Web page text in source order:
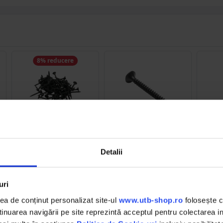
Detalii
de conținut personalizat site-ul www.utb-shop.ro folosește
navigării pe site reprezintă acceptul pentru colectarea
8% reducere
Breckner Germany
(6)
Detalii
din otel fosfatat cu cap
inecat 250buc Breckner
(8)
Detalii
din